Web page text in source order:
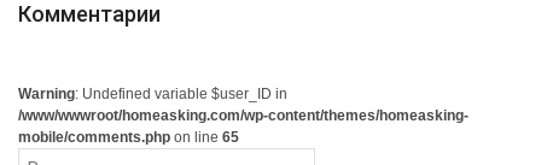
Комментарии
Warning: Undefined variable $user_ID in
/www/wwwroot/homeasking.com/wp-content/themes/homeasking-
mobile/comments.php on line 65